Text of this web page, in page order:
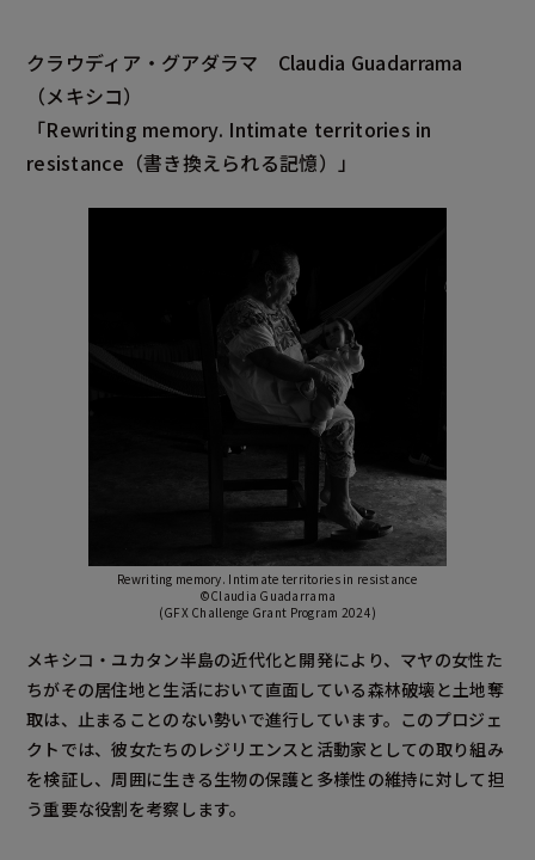
クラウディア・グアダラマ Claudia Guadarrama
（メキシコ）
「Rewriting memory. Intimate territories in
resistance （書き換えられる記憶）」
Rewriting memory. Intimate territories in resistance
©Claudia Guadarrama
(GFX Challenge Grant Program 2024)
メキシコ・ユカタン半島の近代化と開発により、マヤの女性た
ちがその居住地と生活において直面している森林破壊と土地奪
取は、止まることのない勢いで進行しています。このプロジェ
クトでは、彼女たちのレジリエンスと活動家としての取り組み
を検証し、周囲に生きる生物の保護と多様性の維持に対して担
う重要な役割を考察します。